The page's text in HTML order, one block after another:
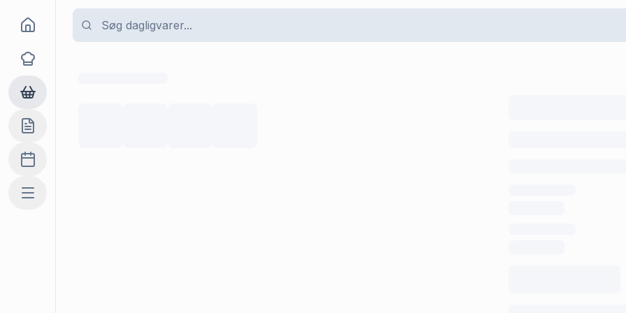
Goma
Opskrifter
Dagligvarer
Indkøbslisten
Madplan
Mere